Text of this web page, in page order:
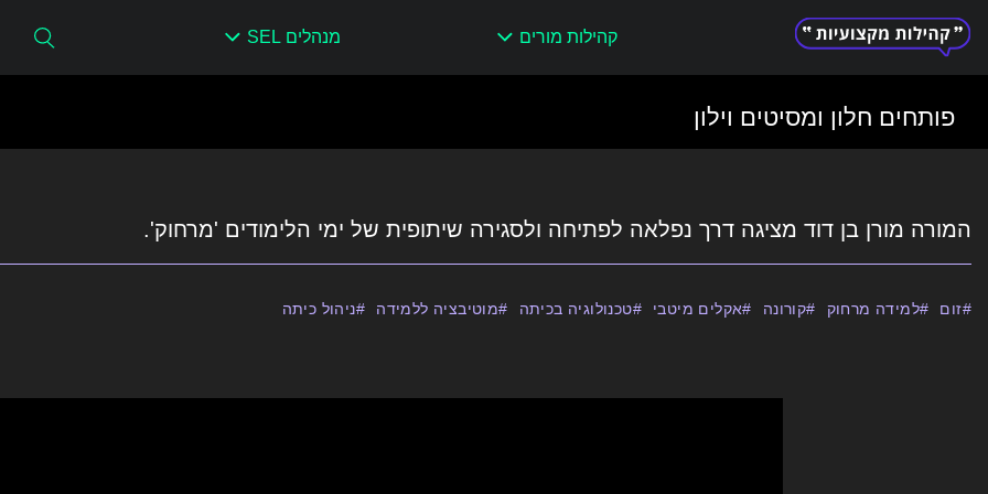
קהילות מורים מנהלים SEL
for:
פותחים חלון ומסיטים וילון
המורה מורן בן דוד מציגה דרך נפלאה לפתיחה ולסגירה שיתופית של ימי הלימודים 'מרחוק'.
זום למידה מרחוק קורונה אקלים מיטבי טכנולוגיה בכיתה מוטיבציה ללמידה ניהול כיתה